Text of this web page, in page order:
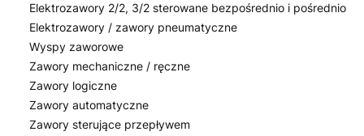
Elektrozawory 2/2, 3/2 sterowane bezpośrednio i pośrednio
Elektrozawory / zawory pneumatyczne
Wyspy zaworowe
Zawory mechaniczne / ręczne
Zawory logiczne
Zawory automatyczne
Zawory sterujące przepływem